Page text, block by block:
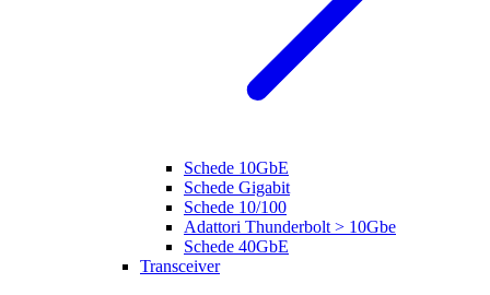
Schede 10GbE
Schede Gigabit
Schede 10/100
Adattori Thunderbolt > 10Gbe
Schede 40GbE
Transceiver